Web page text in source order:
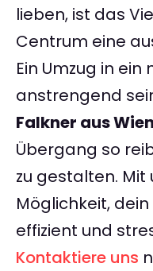
lieben, ist das
Centrum eine
Ein Umzug in
anstrengend
Falkner aus Wien
Übergang so
zu gestalten. Mit
Möglichkeit,
effizient und
Kontaktiere uns